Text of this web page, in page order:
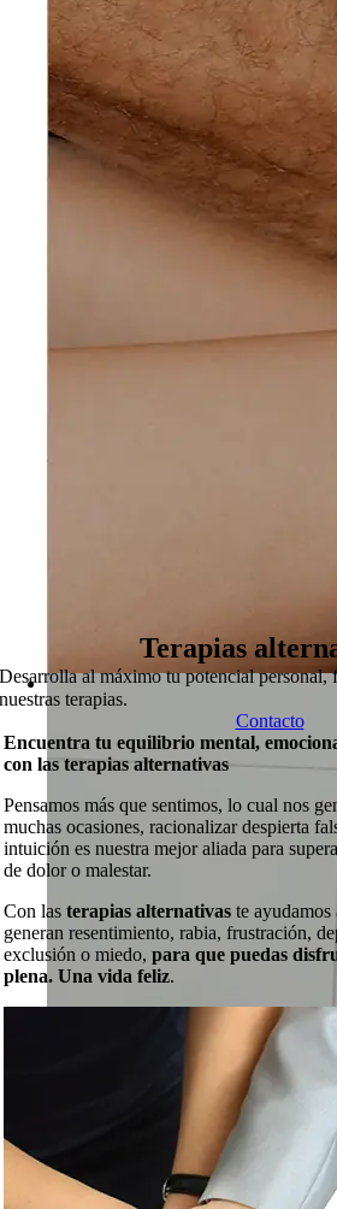
Terapias
Desarrolla al máximo tu potencial
nuestras terapias.
Contacto
Encuentra tu equilibrio mental,
con las terapias alternativas
Pensamos más que sentimos, lo cual nos
muchas ocasiones, racionalizar despierta
intuición es nuestra mejor aliada para
de dolor o malestar.
Con las terapias alternativas te ayudamos
generan resentimiento, rabia, frustración,
exclusión o miedo, para que puedas
plena. Una vida feliz.